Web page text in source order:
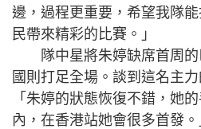
邊，過程更重要，希望我隊
民帶來精彩的比賽。」
隊中星將朱婷缺席首周的
國則打足全場。談到這名主
「朱婷的狀態恢復不錯，她
內，在香港站她會很多首發。